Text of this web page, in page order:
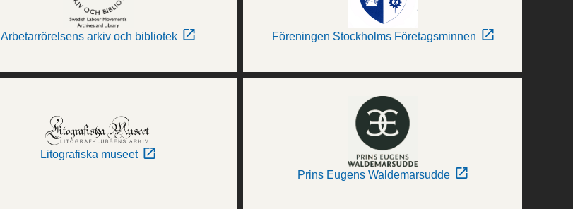
Arbetarrörelsens arkiv och bibliotek Föreningen Stockholms Företagsminnen
Litografiska museet
Prins Eugens Waldemarsudde